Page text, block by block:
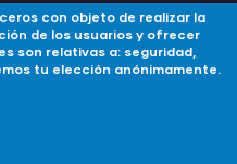
con objeto de realizar la
de los usuarios y ofrecer
son relativas a: seguridad,
tu elección anónimamente.